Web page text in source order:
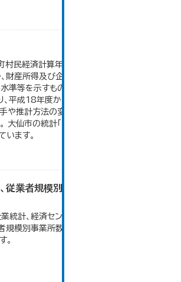
村民経済計算年報。市町村民所得は、雇
財産所得及び企業所得も含んでいるた
準等を示すものではない。数値は平成
平成18年度から作成されたもので、 新
や推計方法の変更により、毎年度遡及改
大仙市の統計「16-2 市町村民所得」の
います。
、従業者規模別事業所数及び従業者
統計、経済センサス。大仙市の統計「産業
規模別事業所数及び従業者数」のデータ
。